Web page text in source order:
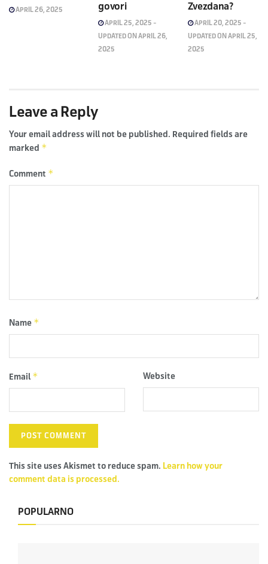
APRIL 26, 2025
govori
APRIL 25, 2025 -
UPDATED ON APRIL 26,
2025
Zvezdana?
APRIL 20, 2025 -
UPDATED ON APRIL 25,
2025
Leave a Reply
Your email address will not be published. Required fields are
marked *
Comment *
Name *
Email * Website
This site uses Akismet to reduce spam. Learn how your
comment data is processed.
POPULARNO